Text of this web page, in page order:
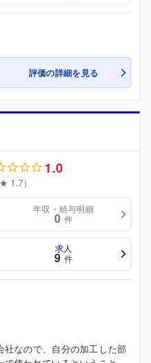
評価の詳細を見る
1.0
1.7）
年収・給与明細
0 件
求人
9 件
なので、自分の加工した部